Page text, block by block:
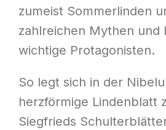
zumeist Sommerlinden
zahlreichen Mythen und
wichtige Protagonisten.
So legt sich in der
herzförmige Lindenblatt
Siegfrieds